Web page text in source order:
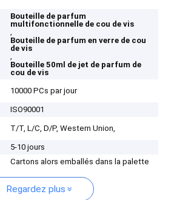
Bouteille de parfum
multifonctionnelle de cou de vis
,
Bouteille de parfum en verre de cou
de vis
,
Bouteille 50ml de jet de parfum de
cou de vis
10000 PCs par jour
ISO90001
T/T, L/C, D/P, Western Union,
5-10 jours
Cartons alors emballés dans la palette
Regardez plus